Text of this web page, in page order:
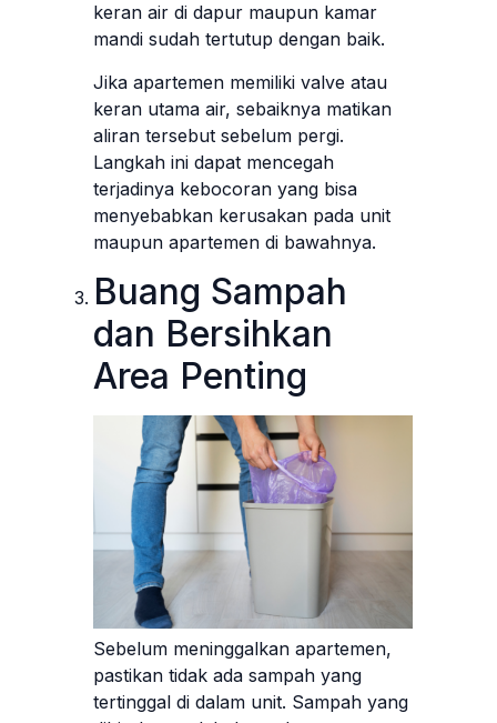
keran air di dapur maupun kamar
mandi sudah tertutup dengan baik.
Jika apartemen memiliki valve atau
keran utama air, sebaiknya matikan
aliran tersebut sebelum pergi.
Langkah ini dapat mencegah
terjadinya kebocoran yang bisa
menyebabkan kerusakan pada unit
maupun apartemen di bawahnya.
Buang Sampah
dan Bersihkan
Area Penting
Sebelum meninggalkan apartemen,
pastikan tidak ada sampah yang
tertinggal di dalam unit. Sampah yang